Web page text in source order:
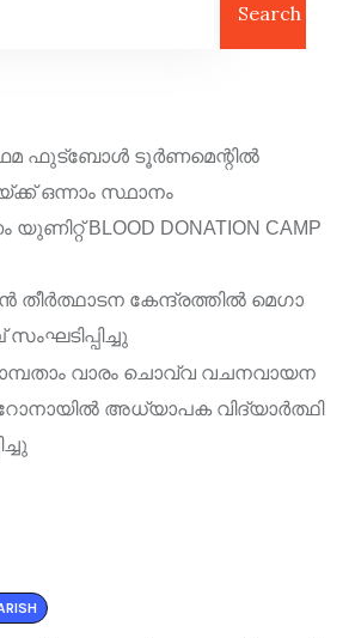
Search
ഫുട്ബോൾ ടൂർണമെന്റിൽ
ഒന്നാം സ്ഥാനം
BLOOD DONATION CAMP
തീർത്ഥാടന കേന്ദ്രത്തിൽ മെഗാ
വാരം ചൊവ്വ വചനവായന
അധ്യാപക വിദ്യാർത്ഥി